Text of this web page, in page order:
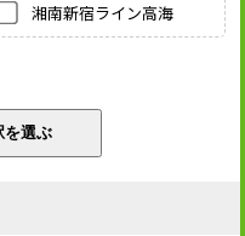
湘南新宿ライン高海